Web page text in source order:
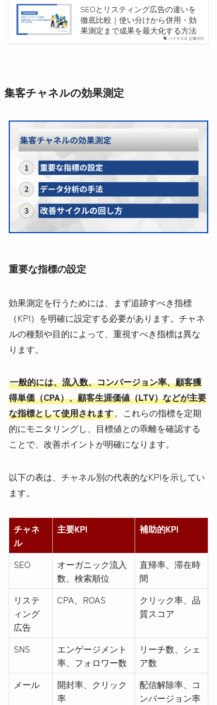
バクヤスAI 記事代行
SEOとリスティング広告の違いを
徹底比較｜使い分けから併用・効
果測定まで成果を最大化する方法
集客チャネルの効果測定
重要な指標の設定
効果測定を行うためには、まず追跡すべき指標
（KPI）を明確に設定する必要があります。チャネ
ルの種類や目的によって、重視すべき指標は異な
ります。
一般的には、流入数、コンバージョン率、顧客獲
得単価（CPA）、顧客生涯価値（LTV）などが主要
な指標として使用されます。これらの指標を定期
的にモニタリングし、目標値との乖離を確認する
ことで、改善ポイントが明確になります。
以下の表は、チャネル別の代表的なKPIを示してい
ます。
チャネ
ル
主要KPI 補助的KPI
SEO
オーガニック流入
数、検索順位
直帰率、滞在時
間
リステ
ィング
広告
CPA、ROAS
クリック率、品
質スコア
SNS
エンゲージメント
率、フォロワー数
リーチ数、シェ
ア数
メール
開封率、クリック
率
配信解除率、コ
ンバージョン率